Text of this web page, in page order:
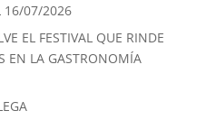
16/07/2026
EL FESTIVAL QUE RINDE
EN LA GASTRONOMÍA